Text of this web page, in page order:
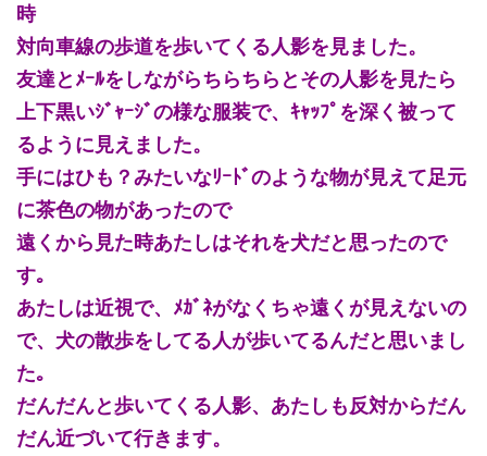
時
対向車線の歩道を歩いてくる人影を見ました。
友達とﾒｰﾙをしながらちらちらとその人影を見たら
上下黒いｼﾞｬｰｼﾞの様な服装で、ｷｬｯﾌﾟを深く被って
るように見えました。
手にはひも？みたいなﾘｰﾄﾞのような物が見えて足元
に茶色の物があったので
遠くから見た時あたしはそれを犬だと思ったので
す｡
あたしは近視で、ﾒｶﾞﾈがなくちゃ遠くが見えないの
で、犬の散歩をしてる人が歩いてるんだと思いまし
た｡
だんだんと歩いてくる人影、あたしも反対からだん
だん近づいて行きます。